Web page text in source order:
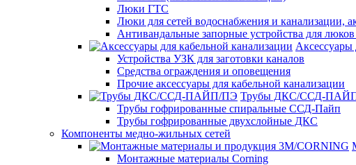
Люки ГТС
Люки для сетей водоснабжения и канализации,
Антивандальные запорные устройства для
Аксессуары
Устройства УЗК для заготовки каналов
Средства ограждения и оповещения
Прочие аксессуары для кабельной канализации
Трубы ДКС/ССД-
Трубы гофрированные спиральные ССД-Пайп
Трубы гофрированные двухслойные ДКС
Компоненты медно-жильных сетей
Монтажные материалы Corning